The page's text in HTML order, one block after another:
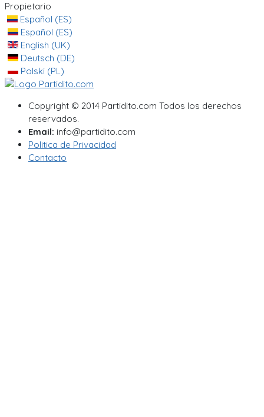
Propietario
Español (ES)
Español (ES)
English (UK)
Deutsch (DE)
Polski (PL)
Copyright © 2014 Partidito.com Todos los derechos
reservados.
Email: info@partidito.com
Politica de Privacidad
Contacto